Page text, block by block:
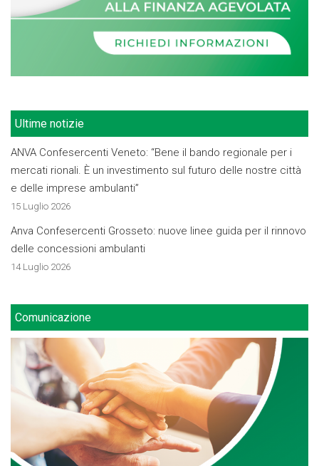
Ultime notizie
ANVA Confesercenti Veneto: “Bene il bando regionale per i
mercati rionali. È un investimento sul futuro delle nostre città
e delle imprese ambulanti”
15 Luglio 2026
Anva Confesercenti Grosseto: nuove linee guida per il rinnovo
delle concessioni ambulanti
14 Luglio 2026
Comunicazione